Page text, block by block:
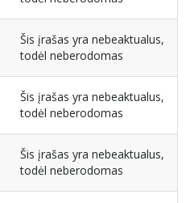
Šis įrašas yra nebeaktualus,
todėl neberodomas
Šis įrašas yra nebeaktualus,
todėl neberodomas
Šis įrašas yra nebeaktualus,
todėl neberodomas